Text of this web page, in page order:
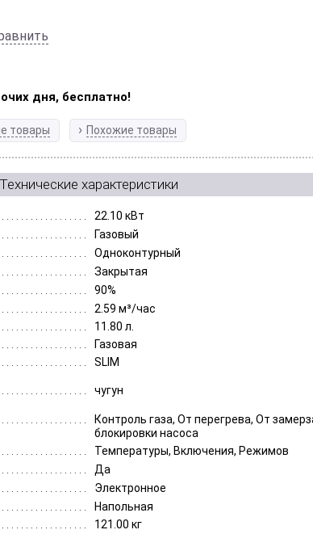
дня, бесплатно!
товары Похожие товары
Технические характеристики
22.10 кВт
Газовый
Одноконтурный
Закрытая
90%
2.59 м³/час
11.80 л.
Газовая
SLIM
чугун
Контроль газа, От перегрева, От
блокировки насоса
Температуры, Включения, Режимов
Да
Электронное
Напольная
121.00 кг